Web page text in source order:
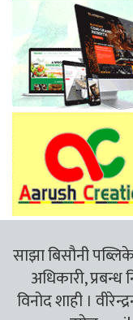
साझा बिसौनी
अधिकारी,
विनोद शाही ।